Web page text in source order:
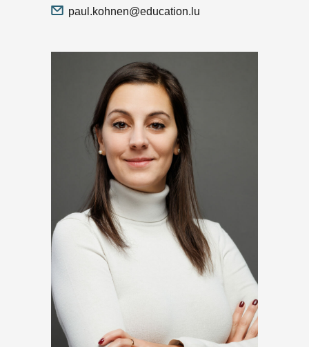
paul.kohnen@education.lu